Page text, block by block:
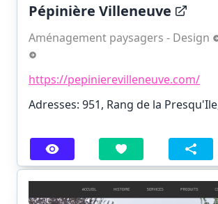
Pépinière Villeneuve
Aménagement paysagers - Design
https://pepinierevilleneuve.com/
Adresses: 951, Rang de la